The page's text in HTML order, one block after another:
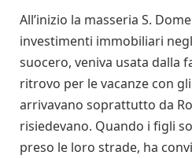
All’inizio la masseria S.
investimenti immobiliari
suocero, veniva usata dalla
ritrovo per le vacanze con
arrivavano soprattutto da
risiedevano. Quando i figli
preso le loro strade, ha